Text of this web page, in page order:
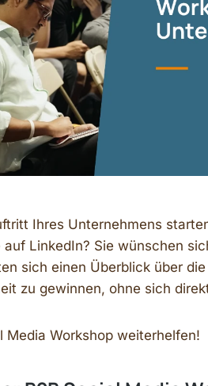
Ihres Unternehmens
LinkedIn? Sie wünschen
sich einen Überblick über
zu gewinnen, ohne sich
Media Workshop weiterhelfen!